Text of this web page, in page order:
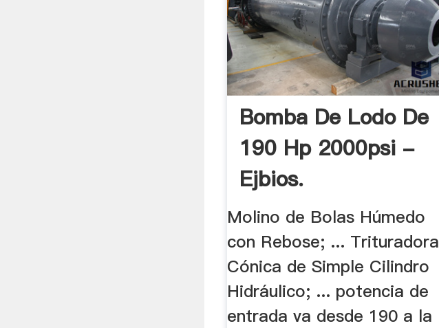
Bomba De Lodo De
190 Hp 2000psi -
Ejbios.
Molino de Bolas Húmedo
con Rebose; ... Trituradora
Cónica de Simple Cilindro
Hidráulico; ... potencia de
entrada va desde 190 a la